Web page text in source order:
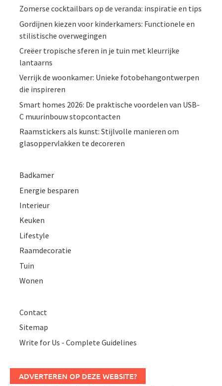
Zomerse cocktailbars op de veranda: inspiratie en tips
Gordijnen kiezen voor kinderkamers: Functionele en
stilistische overwegingen
Creëer tropische sferen in je tuin met kleurrijke
lantaarns
Verrijk de woonkamer: Unieke fotobehangontwerpen
die inspireren
Smart homes 2026: De praktische voordelen van USB-
C muurinbouw stopcontacten
Raamstickers als kunst: Stijlvolle manieren om
glasoppervlakken te decoreren
Badkamer
Energie besparen
Interieur
Keuken
Lifestyle
Raamdecoratie
Tuin
Wonen
Contact
Sitemap
Write for Us - Complete Guidelines
ADVERTEREN OP DEZE WEBSITE?